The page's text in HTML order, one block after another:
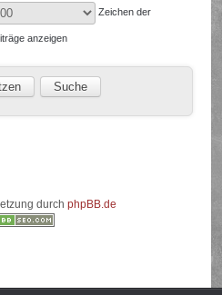
Zeichen der
anzeigen
durch phpBB.de